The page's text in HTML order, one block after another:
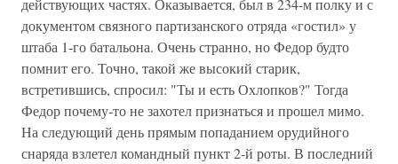
действующих частях. Оказывается, был в 234-м полку и с
документом связного партизанского отряда «гостил» у
штаба 1-го батальона. Очень странно, но Федор будто
помнит его. Точно, такой же высокий старик,
встретившись, спросил: "Ты и есть Охлопков?" Тогда
Федор почему-то не захотел признаться и прошел мимо.
На следующий день прямым попаданием орудийного
снаряда взлетел командный пункт 2-й роты. В последний